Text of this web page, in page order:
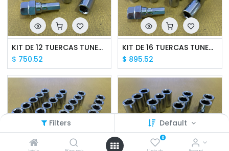
Filters Default
0
KIT DE 12 TUERCAS TUNER 12X1.25 HEXAGONAL CON LLAVE
$ 750.52
KIT DE 16 TUERCAS TUNER 12X1.25 HEXAGONAL CON LLAVE
$ 895.52